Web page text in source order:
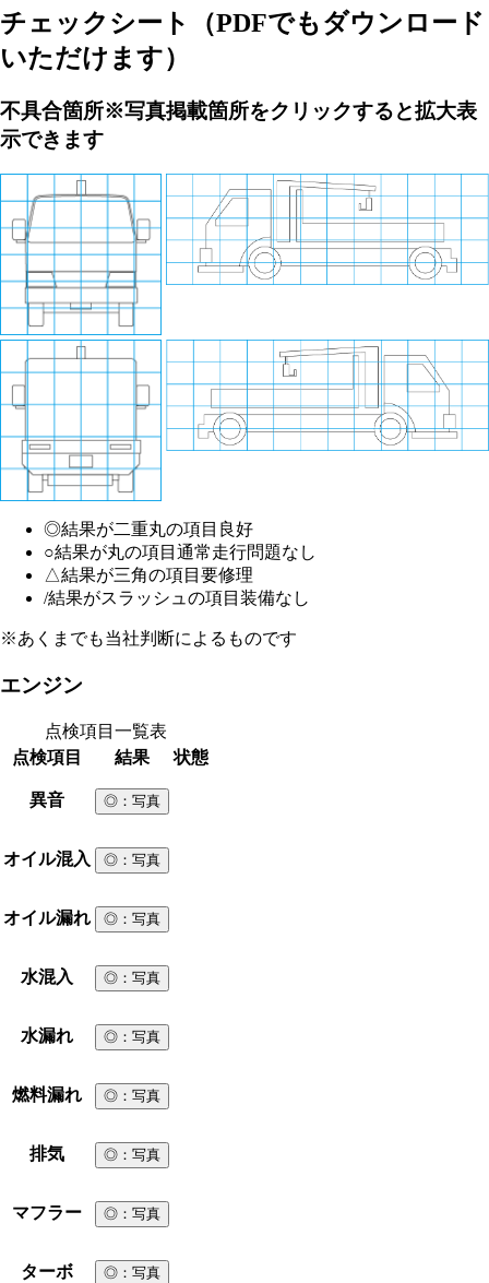
チェックシート
（PDFでもダウンロード
いただけます）
不具合箇所※写真掲載箇所をクリックすると拡大表
示できます
◎結果が二重丸の項目 良好
○結果が丸の項目 通常走行問題なし
△結果が三角の項目 要修理
/結果がスラッシュの項目 装備なし
※あくまでも当社判断によるものです
エンジン
点検項目一覧表
点検項目
結果 状態
異音 ◎ ：写真
オイル混入 ◎ ：写真
オイル漏れ ◎ ：写真
水混入 ◎ ：写真
水漏れ ◎ ：写真
燃料漏れ ◎ ：写真
排気 ◎ ：写真
マフラー ◎ ：写真
ターボ ◎ ：写真